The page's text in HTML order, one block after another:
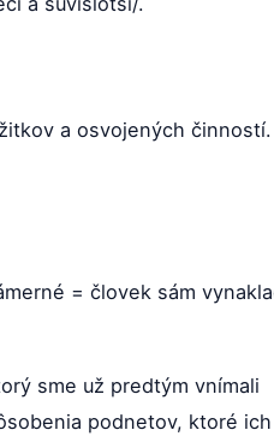
a osvojených
= človek sám
sme už predtým vnímali
podnetov, ktoré